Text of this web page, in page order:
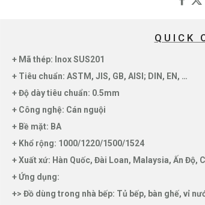
QUICK
+ Mã thép: Inox SUS201
+ Tiêu chuẩn: ASTM, JIS, GB, AISI; DIN, EN, …
+ Độ dày tiêu chuẩn: 0.5mm
+ Công nghệ: Cán nguội
+ Bề mặt: BA
+ Khổ rộng: 1000/1220/1500/1524
+ Xuất xứ: Hàn Quốc, Đài Loan, Malaysia, Ấn Độ,
+ Ứng dụng:
+> Đồ dùng trong nhà bếp: Tủ bếp, bàn ghế, vỉ